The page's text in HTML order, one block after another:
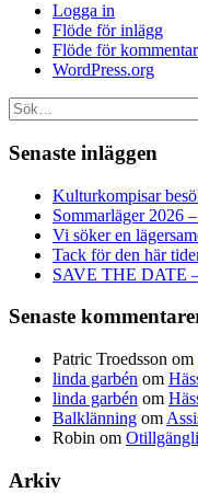
Logga in
Flöde för inlägg
Flöde för
WordPress.org
Senaste inläggen
Kulturkompisar
Sommarläger 2026
Vi söker en
Tack för den här
SAVE THE DATE
Senaste
Patric Troedsson om
linda garbén om
linda garbén om
Balklänning om
Robin om
Arkiv